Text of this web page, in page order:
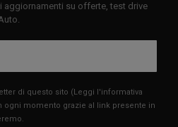
aggiornamenti su offerte, test drive
di questo sito (Leggi l'informativa
ogni momento grazie al link presente in